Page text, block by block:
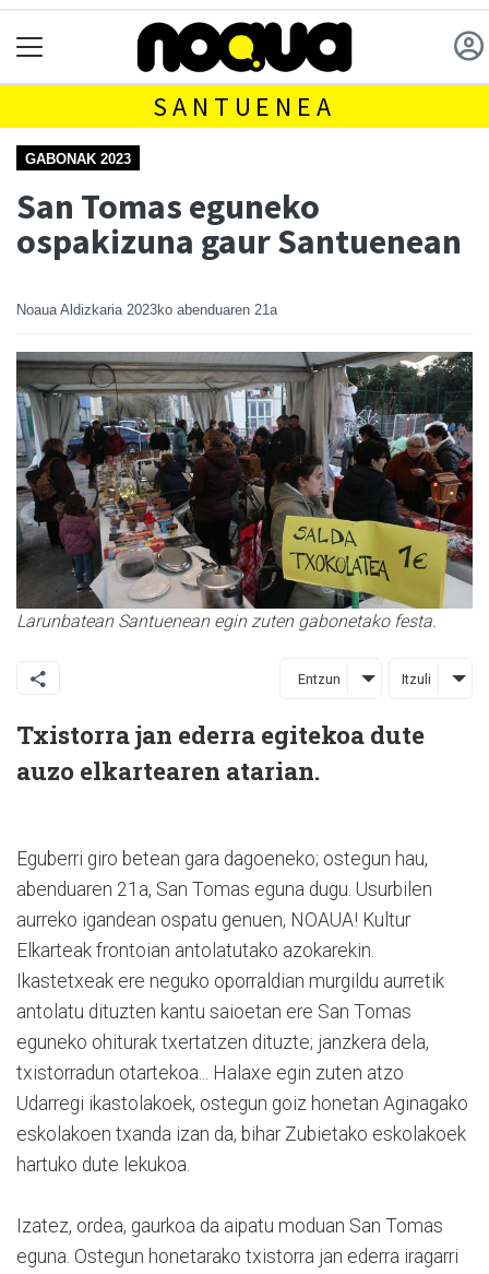
SANTUENEA
GABONAK 2023
San Tomas eguneko
ospakizuna gaur Santuenean
Noaua Aldizkaria 2023ko abenduaren 21a
Larunbatean Santuenean egin zuten gabonetako festa.
Entzun Itzuli
Txistorra jan ederra egitekoa dute
auzo elkartearen atarian.
Eguberri giro betean gara dagoeneko; ostegun hau,
abenduaren 21a, San Tomas eguna dugu. Usurbilen
aurreko igandean ospatu genuen, NOAUA! Kultur
Elkarteak frontoian antolatutako azokarekin.
Ikastetxeak ere neguko oporraldian murgildu aurretik
antolatu dituzten kantu saioetan ere San Tomas
eguneko ohiturak txertatzen dituzte; janzkera dela,
txistorradun otartekoa... Halaxe egin zuten atzo
Udarregi ikastolakoek, ostegun goiz honetan Aginagako
eskolakoen txanda izan da, bihar Zubietako eskolakoek
hartuko dute lekukoa.
Izatez, ordea, gaurkoa da aipatu moduan San Tomas
eguna. Ostegun honetarako txistorra jan ederra iragarri